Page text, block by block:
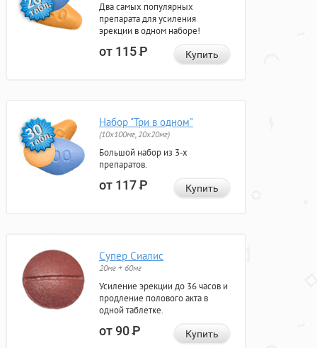
Два самых популярных
препарата для усиления
эрекции в одном наборе!
от 115Р Купить
Набор "Три в одном"
(10x100мг, 20x20мг)
Большой набор из 3-х
препаратов.
от 117Р Купить
Супер Сиалис
20мг + 60мг
Усиление эрекции до 36 часов и
продление полового акта в
одной таблетке.
от 90Р Купить